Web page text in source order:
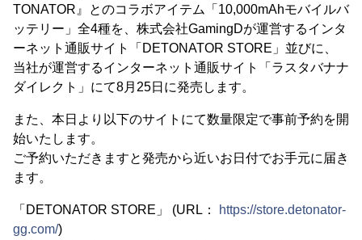
TONATOR』とのコラボアイテム「10,000mAhモバイルバ
ッテリー」全4種を、株式会社GamingDが運営するインタ
ーネット通販サイト「DETONATOR STORE」並びに、
当社が運営するインターネット通販サイト「ラスタバナナ
ダイレクト」にて8月25日に発売します。
また、本日より以下のサイトにて数量限定で事前予約を開
始いたします。
ご予約いただきますと発売から近いお日付でお手元に届き
ます。
「DETONATOR STORE」 (URL：
https://store.detonator-
gg.com/)